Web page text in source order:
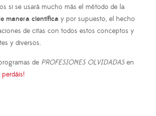
si se usará mucho más el método de la
manera científica y por supuesto, el hecho
de citas con todos estos conceptos y
y diversos.
de PROFESIONES OLVIDADAS en
perdáis!